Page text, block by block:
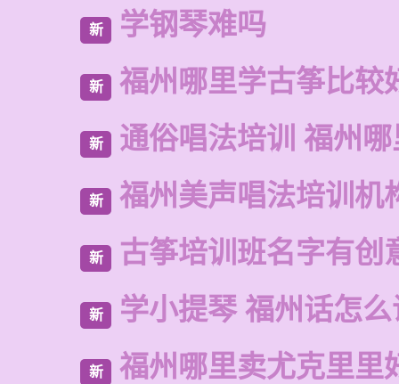
新 学钢琴难吗
新 福州哪里学古筝比较
新 通俗唱法培训 福州
新 福州美声唱法培训机
新 古筝培训班名字有创
新 学小提琴 福州话怎
新 福州哪里卖尤克里里